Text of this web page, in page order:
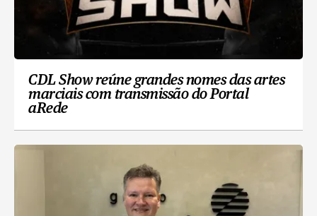
CDL Show reúne grandes nomes das artes
marciais com transmissão do Portal
aRede